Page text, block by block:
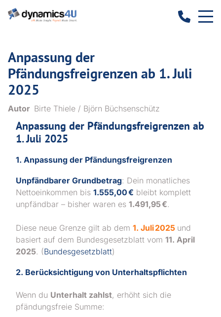
Anpassung der
Pfändungsfreigrenzen ab 1. Juli
2025
Autor Birte Thiele / Björn Büchsenschütz
Anpassung der Pfändungsfreigrenzen ab
1. Juli 2025
1. Anpassung der Pfändungsfreigrenzen
Unpfändbarer Grundbetrag: Dein monatliches
Nettoeinkommen bis 1.555,00 € bleibt komplett
unpfändbar – bisher waren es 1.491,95 €.
Diese neue Grenze gilt ab dem 1. Juli 2025 und
basiert auf dem Bundesgesetzblatt vom 11. April
2025. (Bundesgesetzblatt)
2. Berücksichtigung von Unterhaltspflichten
Wenn du Unterhalt zahlst, erhöht sich die
pfändungsfreie Summe: